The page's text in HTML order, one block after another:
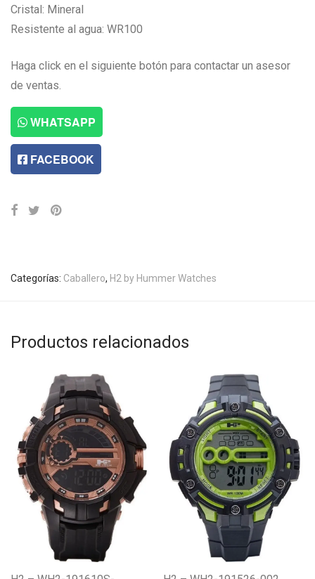
Cristal: Mineral
Resistente al agua: WR100
Haga click en el siguiente botón para contactar un asesor
de ventas.
WHATSAPP
FACEBOOK
Categorías: Caballero, H2 by Hummer Watches
Productos relacionados